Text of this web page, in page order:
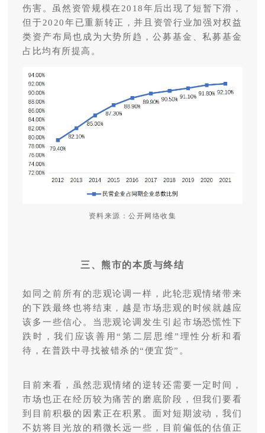
伤害。虽然资管规模在2018年后出现了短暂下滑，
但于2020年已重新转正，并且资管行业加强对权益
类资产布局也成为大势所趋，公募基金、私募基金
占比均有所提高。
资料来源：公开网络收集
三、熊市的本质与终结
如同之前所有的悲观论调一样，此轮悲观情绪带来
的下跌最终也将结束，越是市场悲观的时候就越应
该多一些信心。当悲观论调发生引起市场恐慌性下
跌时，我们应该善用“第二层思维”理性分析和看
待，在普跌中寻找被错杀的“便宜货”。
目前来看，虽然悲观情绪的逆转还需要一定时间，
市场也正在经历较为痛苦的磨底阶段，但我们要看
到目前积极的因素正在积累。面对短期波动，我们
不妨将目光放的稍微长远一些，目前偏低的估值正